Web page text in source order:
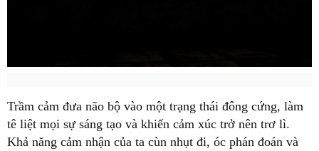
Trầm cảm đưa não bộ vào một trạng thái đông cứng, làm
tê liệt mọi sự sáng tạo và khiến cảm xúc trở nên trơ lì.
Khả năng cảm nhận của ta cùn nhụt đi, óc phán đoán và